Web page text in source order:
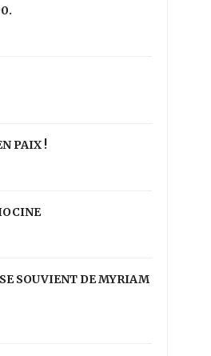
PAIX !
SOUVIENT DE MYRIAM